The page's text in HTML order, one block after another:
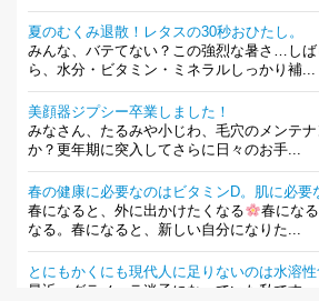
夏のむくみ退散！レタスの30秒おひたし。
みんな、バテてない？この強烈な暑さ…し
ら、水分・ビタミン・ミネラルしっかり補...
美顔器ジプシー卒業しました！
みなさん、たるみや小じわ、毛穴のメンテ
か？更年期に突入してさらに日々のお手...
春の健康に必要なのはビタミンD。肌に必要
春になると、外に出かけたくなる
春にな
なる。春になると、新しい自分になりた...
とにもかくにも現代人に足りないのは水溶性
最近、グラノーラ迷子になっていた私です